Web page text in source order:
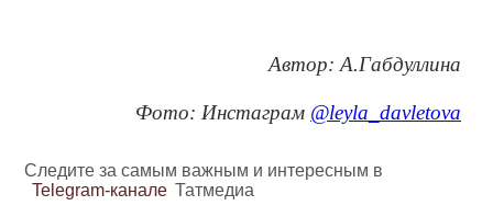
Автор: А.Габдуллина
Фото: Инстаграм @leyla_davletova
Следите за самым важным и интересным в
Telegram-канале Татмедиа